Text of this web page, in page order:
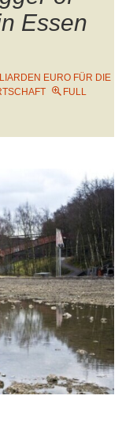
Essen
EURO FÜR DIE
FULL